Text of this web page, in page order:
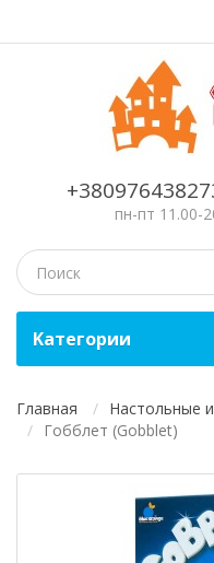
пн-пт 11.00-
Kатегории
Главная Настольные
Гобблет (Gobblet)